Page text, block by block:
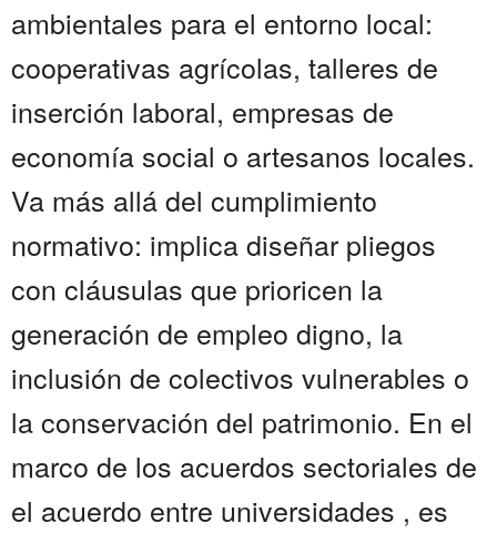
ambientales para el entorno local:
cooperativas agrícolas, talleres de
inserción laboral, empresas de
economía social o artesanos locales.
Va más allá del cumplimiento
normativo: implica diseñar pliegos
con cláusulas que prioricen la
generación de empleo digno, la
inclusión de colectivos vulnerables o
la conservación del patrimonio. En el
marco de los acuerdos sectoriales de
el acuerdo entre universidades , es